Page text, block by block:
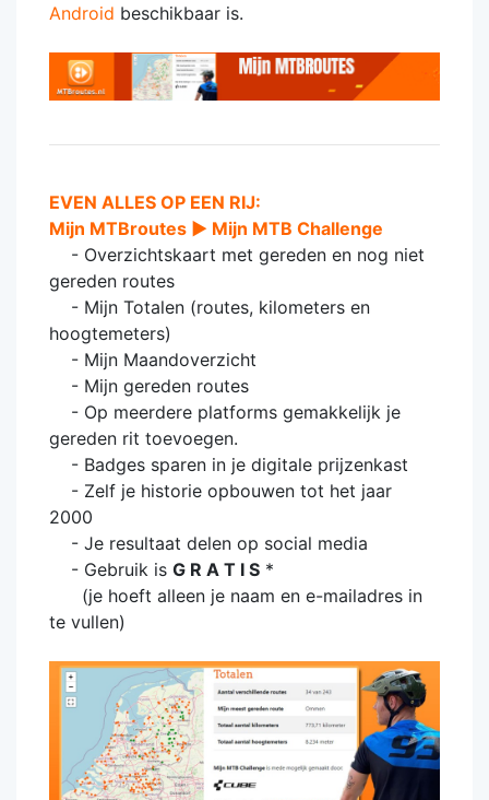
Android beschikbaar is.
EVEN ALLES OP EEN RIJ:
Mijn MTBroutes ► Mijn MTB Challenge
- Overzichtskaart met gereden en nog niet
gereden routes
- Mijn Totalen (routes, kilometers en
hoogtemeters)
- Mijn Maandoverzicht
- Mijn gereden routes
- Op meerdere platforms gemakkelijk je
gereden rit toevoegen.
- Badges sparen in je digitale prijzenkast
- Zelf je historie opbouwen tot het jaar
2000
- Je resultaat delen op social media
- Gebruik is G R A T I S *
(je hoeft alleen je naam en e-mailadres in
te vullen)